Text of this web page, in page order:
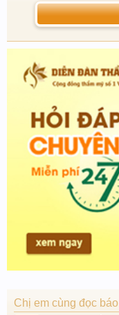
Chị em cùng đọc báo